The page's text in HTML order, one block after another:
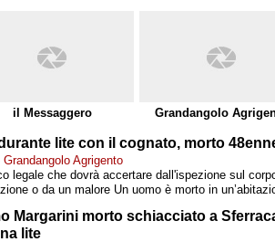
il Messaggero Grandangolo
lite con il cognato, morto
Agrigento
legale che dovrà accertare dall'ispezione sul
o da un malore Un uomo è morto in
Margarini morto schiacciato a
lite